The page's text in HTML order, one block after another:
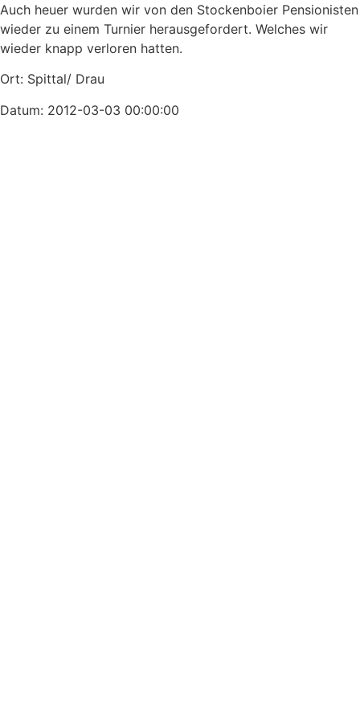
Auch heuer wurden wir von den Stockenboier Pensionisten
wieder zu einem Turnier herausgefordert. Welches wir
wieder knapp verloren hatten.
Ort: Spittal/ Drau
Datum: 2012-03-03 00:00:00